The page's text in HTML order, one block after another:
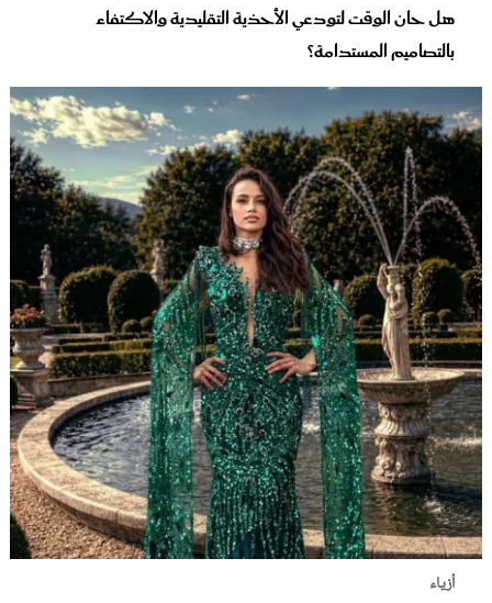
هل حان الوقت لتودعي الأحذية التقليدية والاكتفاء
بالتصاميم المستدامة؟
أزياء